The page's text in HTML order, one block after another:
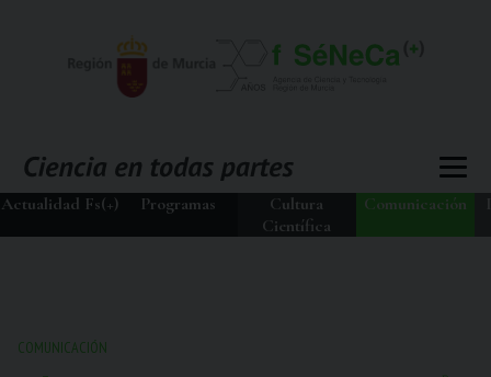
Actualidad Fs(+) Programas
Cultura
Científica
Comunicación
COMUNICACIÓN